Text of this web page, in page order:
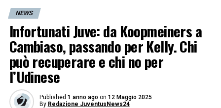
NEWS
Infortunati Juve: da Koopmeiners a
Cambiaso, passando per Kelly. Chi
può recuperare e chi no per
l’Udinese
Published 1 anno ago on 12 Maggio 2025
By Redazione JuventusNews24